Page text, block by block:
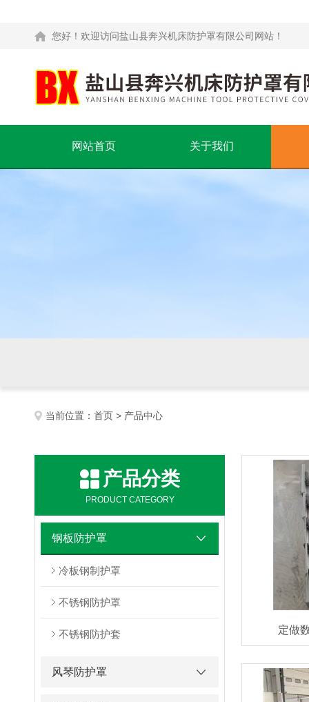
您好！欢迎访问盐山县奔兴机床防护罩有限公司网站！
网站首页 关于我们
当前位置： 首页 > 产品中心
产品分类
PRODUCT CATEGORY
钢板防护罩
冷板钢制护罩
不锈钢防护罩
不锈钢防护套
风琴防护罩
定做